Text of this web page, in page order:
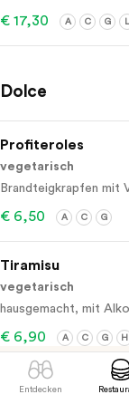
€ 17,30 A C G L
Dolce
Profiteroles
vegetarisch
Brandteigkrapfen mit
€ 6,50 A C G
Tiramisu
vegetarisch
hausgemacht, mit
€ 6,90 A C G H
Entdecken